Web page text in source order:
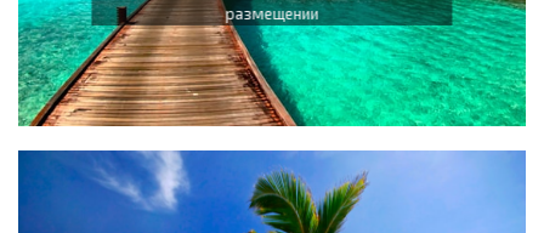
размещении